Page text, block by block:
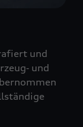
und
und